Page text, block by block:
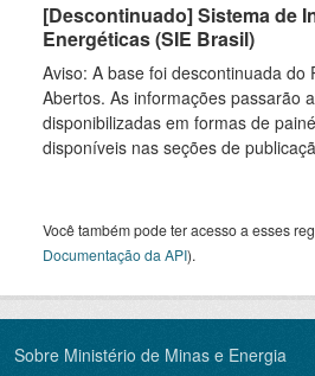
[Descontinuado] Sistema de
Energéticas (SIE Brasil)
Aviso: A base foi descontinuada do
Abertos. As informações passarão
disponibilizadas em formas de
disponíveis nas seções de
Você também pode ter acesso a esses
Documentação da API).
Sobre Ministério de Minas e Energia